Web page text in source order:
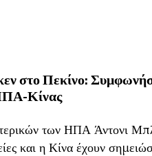
στο Πεκίνο:
Κίνας
των ΗΠΑ Άντονι
και η Κίνα έχουν